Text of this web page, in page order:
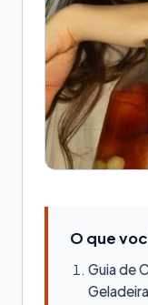
O que
Guia de